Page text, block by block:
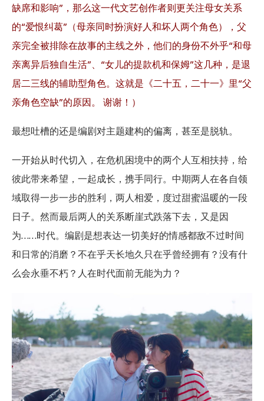
缺席和影响” ，那么这一代文艺创作者则更关注母女关系
的“爱恨纠葛” （母亲同时扮演好人和坏人两个角色），父
亲完全被排除在故事的主线之外，他们的身份不外乎“和母
亲离异后独自生活”、 “女儿的提款机和保姆”这几种，是退
居二三线的辅助型角色。这就是《二十五，二十一》里“父
亲角色空缺”的原因。 谢谢！）
最想吐槽的还是编剧对主题建构的偏离，甚至是脱轨。
一开始从时代切入，在危机困境中的两个人互相扶持，给
彼此带来希望，一起成长，携手同行。中期两人在各自领
域取得一步一步的胜利，两人相爱，度过甜蜜温暖的一段
日子。然而最后两人的关系断崖式跌落下去，又是因
为……时代。编剧是想表达一切美好的情感都敌不过时间
和日常的消磨？不在乎天长地久只在乎曾经拥有？没有什
么会永垂不朽？人在时代面前无能为力？